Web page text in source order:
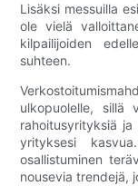
Lisäksi messuilla
ole vielä
kilpailijoiden
suhteen.
ulkopuolelle, sillä
rahoitusyrityksiä
yrityksesi
osallistuminen
nousevia trendejä,